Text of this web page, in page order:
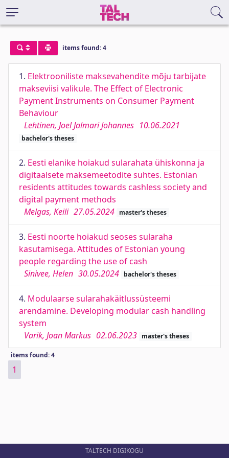
items found: 4
1. Elektrooniliste maksevahendite mõju tarbijate
makseviisi valikule. The Effect of Electronic
Payment Instruments on Consumer Payment
Behaviour
Lehtinen, Joel Jalmari Johannes 10.06.2021
bachelor's theses
2. Eesti elanike hoiakud sularahata ühiskonna ja
digitaalsete maksemeetodite suhtes. Estonian
residents attitudes towards cashless society and
digital payment methods
Melgas, Keili 27.05.2024 master's theses
3. Eesti noorte hoiakud seoses sularaha
kasutamisega. Attitudes of Estonian young
people regarding the use of cash
Sinivee, Helen 30.05.2024 bachelor's theses
4. Modulaarse sularahakäitlussüsteemi
arendamine. Developing modular cash handling
system
Varik, Joan Markus 02.06.2023 master's theses
items found: 4
1
TALTECH DIGIKOGU